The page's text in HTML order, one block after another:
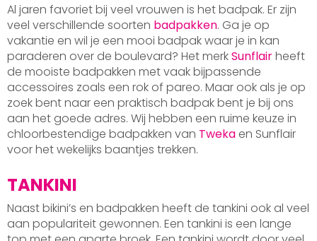
Al jaren favoriet bij veel vrouwen is het badpak. Er zijn
veel verschillende soorten badpakken. Ga je op
vakantie en wil je een mooi badpak waar je in kan
paraderen over de boulevard? Het merkSunflairheeft
de mooiste badpakken met vaak bijpassende
accessoires zoals een rok of pareo. Maar ook als je op
zoek bent naar een praktisch badpak bent je bij ons
aan het goede adres. Wij hebben een ruime keuze in
chloorbestendige badpakken van Tweka en Sunflair
voor het wekelijks baantjes trekken.
TANKINI
Naast bikini’s en badpakken heeft de tankini ook al veel
aan populariteit gewonnen. Een tankini is een lange